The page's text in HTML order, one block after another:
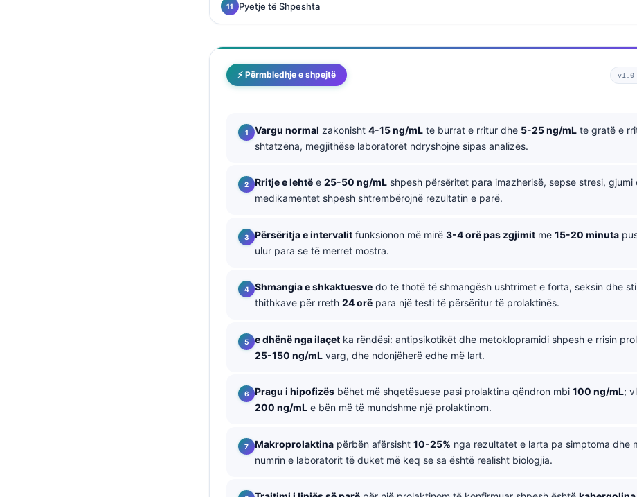
Pyetje të Shpeshta
⚡ Përmbledhje e shpejtë v1.0
Vargu normal zakonisht 4-15 ng/mL te burrat e rritur dhe 5-25 ng/mL te gratë e
shtatzëna, megjithëse laboratorët ndryshojnë sipas analizës.
Rritje e lehtë e 25-50 ng/mL shpesh përsëritet para imazherisë, sepse stresi, gjumi
medikamentet shpesh shtrembërojnë rezultatin e parë.
Përsëritja e intervalit funksionon më mirë 3-4 orë pas zgjimit me 15-20 minuta
ulur para se të merret mostra.
Shmangia e shkaktuesve do të thotë të shmangësh ushtrimet e forta, seksin dhe
thithkave për rreth 24 orë para një testi të përsëritur të prolaktinës.
e dhënë nga ilaçet ka rëndësi: antipsikotikët dhe metoklopramidi shpesh e rrisin
25-150 ng/mL varg, dhe ndonjëherë edhe më lart.
Pragu i hipofizës bëhet më shqetësuese pasi prolaktina qëndron mbi 100 ng/mL;
200 ng/mL e bën më të mundshme një prolaktinom.
Makroprolaktina përbën afërsisht 10-25% nga rezultatet e larta pa simptoma dhe
numrin e laboratorit të duket më keq se sa është realisht biologjia.